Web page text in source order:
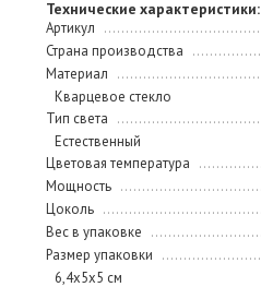
Технические характеристики:
Артикул
Страна производства
Материал
Кварцевое стекло
Тип света
Естественный
Цветовая температура
Мощность
Цоколь
Вес в упаковке
Размер упаковки
6,4х5х5 см